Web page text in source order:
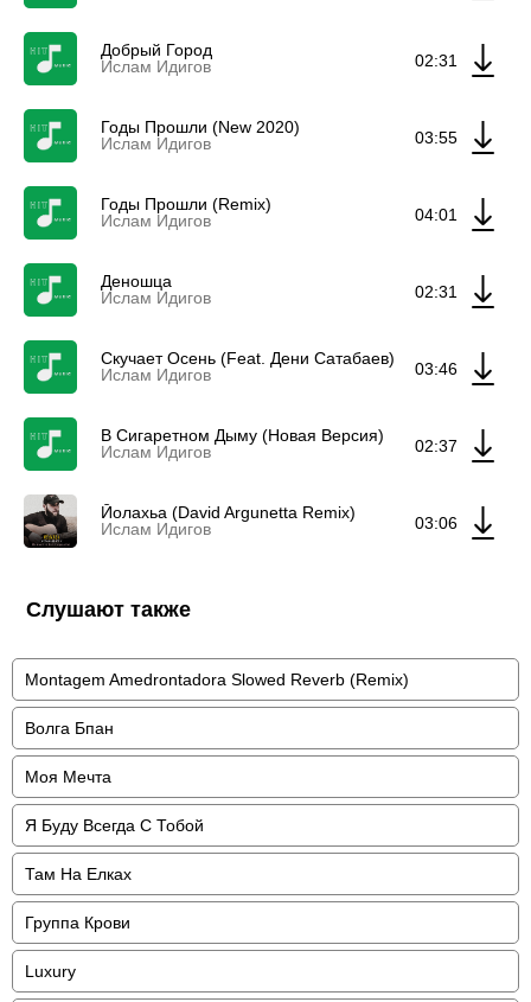
Добрый Город
Ислам Идигов
02:31
Годы Прошли (New 2020)
Ислам Идигов
03:55
Годы Прошли (Remix)
Ислам Идигов
04:01
Деношца
Ислам Идигов
02:31
Скучает Осень (Feat. Дени Сатабаев)
Ислам Идигов
03:46
В Сигаретном Дыму (Новая Версия)
Ислам Идигов
02:37
Йолахьа (David Argunetta Remix)
Ислам Идигов
03:06
Слушают также
Montagem Amedrontadora Slowed Reverb (Remix)
Волга Бпан
Моя Мечта
Я Буду Всегда С Тобой
Там На Елках
Группа Крови
Luxury